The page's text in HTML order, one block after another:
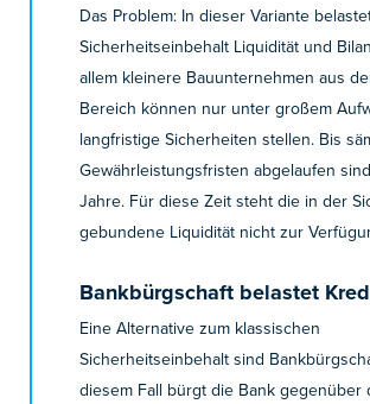
Das Problem: In dieser Variante
Sicherheitseinbehalt Liquidität und
allem kleinere Bauunternehmen aus
Bereich können nur unter großem
langfristige Sicherheiten stellen. Bis
Gewährleistungsfristen abgelaufen
Jahre. Für diese Zeit steht die in der
gebundene Liquidität nicht zur
Bankbürgschaft belastet
Eine Alternative zum klassischen
Sicherheitseinbehalt sind
diesem Fall bürgt die Bank gegenüber